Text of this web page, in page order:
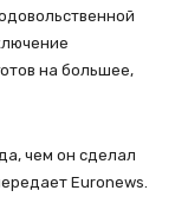
на большее,
чем он сделал
Euronews.